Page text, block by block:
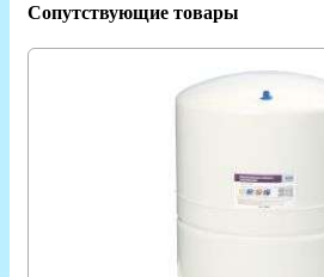
Сопутствующие товары